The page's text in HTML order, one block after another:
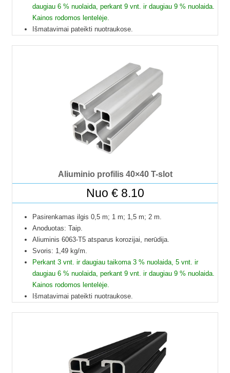
daugiau 6 % nuolaida, perkant 9 vnt. ir daugiau 9 % nuolaida.
Kainos rodomos lentelėje.
Išmatavimai pateikti nuotraukose.
profiliai į paštomatus netelpa, todėl juos galime pristatyti
tik jūsų nurodytu adresu.
Profilių Ilgis gali būti su 1 mm paklaida.
Dėl klausimų ir užsakymų kitokių ilgių profilių galite kreiptis el.
Kad matytumėte kainą pasirinkite ilgį.
Aliuminio profilis 40×40 T-slot
Nuo €8.10
Pasirenkamas ilgis 0,5 m; 1 m; 1,5 m; 2 m.
Anoduotas: Taip.
Aliuminis 6063-T5 atsparus korozijai, nerūdija.
Svoris: 1,49 kg/m.
Perkant 3 vnt. ir daugiau taikoma 3 % nuolaida, 5 vnt. ir
daugiau 6 % nuolaida, perkant 9 vnt. ir daugiau 9 % nuolaida.
Kainos rodomos lentelėje.
Išmatavimai pateikti nuotraukose.
profiliai į paštomatus netelpa, todėl juos galime pristatyti
tik jūsų nurodytu adresu.
Profilių Ilgis gali būti su 1 mm paklaida.
Dėl klausimų ir užsakymų kitokių ilgių galite kreptis el.paštu.